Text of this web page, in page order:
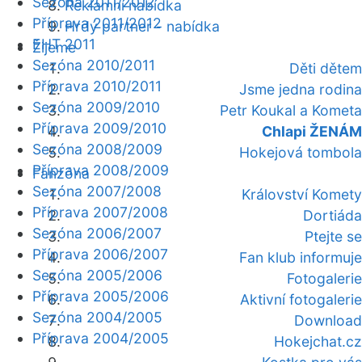
Reklamní nabídka
Hrdý partner - nabídka
Žijeme
Děti dětem
Jsme jedna rodina
Petr Koukal a Kometa
Chlapi ŽENÁM
Hokejová tombola
Fanzóna
Království Komety
Dortiáda
Ptejte se
Fan klub informuje
Fotogalerie
Aktivní fotogalerie
Download
Hokejchat.cz
Příprava 2011/2012
EHT 2011
Sezóna 2010/2011
Příprava 2010/2011
Sezóna 2009/2010
Příprava 2009/2010
Sezóna 2008/2009
Příprava 2008/2009
Sezóna 2007/2008
Příprava 2007/2008
Sezóna 2006/2007
Příprava 2006/2007
Sezóna 2005/2006
Příprava 2005/2006
Sezóna 2004/2005
Příprava 2004/2005